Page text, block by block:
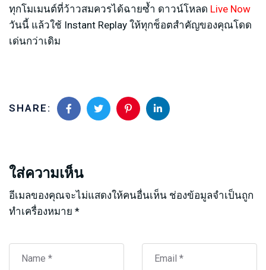
ทุกโมเมนต์ที่ว้าวสมควรได้ฉายซ้ำ ดาวน์โหลด Live Now
วันนี้ แล้วใช้ Instant Replay ให้ทุกช็อตสำคัญของคุณโดด
เด่นกว่าเดิม
SHARE:
ใส่ความเห็น
อีเมลของคุณจะไม่แสดงให้คนอื่นเห็น ช่องข้อมูลจำเป็นถูก
ทำเครื่องหมาย *